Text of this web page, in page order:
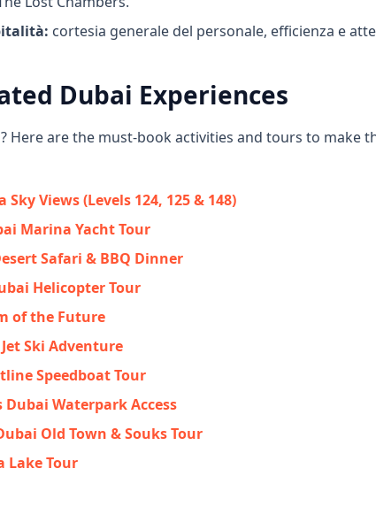
cortesia generale del personale, efficienza e
Dubai Experiences
Here are the must-book activities and tours to make
Views (Levels 124, 125 & 148)
Marina Yacht Tour
Safari & BBQ Dinner
Helicopter Tour
of the Future
Ski Adventure
Speedboat Tour
Dubai Waterpark Access
Old Town & Souks Tour
Lake Tour